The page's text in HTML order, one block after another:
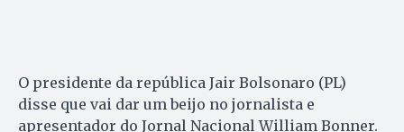
O presidente da república Jair Bolsonaro (PL)
disse que vai dar um beijo no jornalista e
apresentador do Jornal Nacional William Bonner.